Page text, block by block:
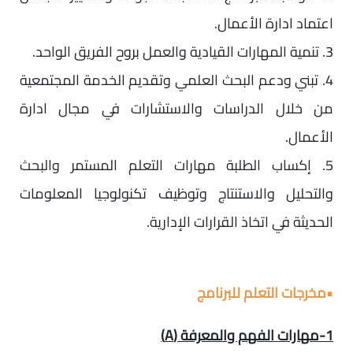
اعتماد ادارة الأعمال.
3. تنمية المهارات القيادية والعمل بروح الفريق الواحد.
4. تبني ودعم البحث العلمي وتقديم الخدمة المجتمعية
من خلال الدراسات والاستشارات في مجال ادارة
الأعمال.
5. إكساب الطلبة مهارات التعلم المستمر والبحث
والتحليل والاستنتاج وتوظيف تكنولوجيا المعلومات
الحديثة في اتخاذ القرارات الإدارية.
•مخرجات التعلم للبرنامج
1-مهارات الفهم والمعرفة (A)